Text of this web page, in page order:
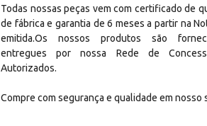
Todas nossas peças vem com certificado de
de fábrica e garantia de 6 meses a partir na
emitida.Os nossos produtos são
entregues por nossa Rede de
Autorizados.
Compre com segurança e qualidade em nosso